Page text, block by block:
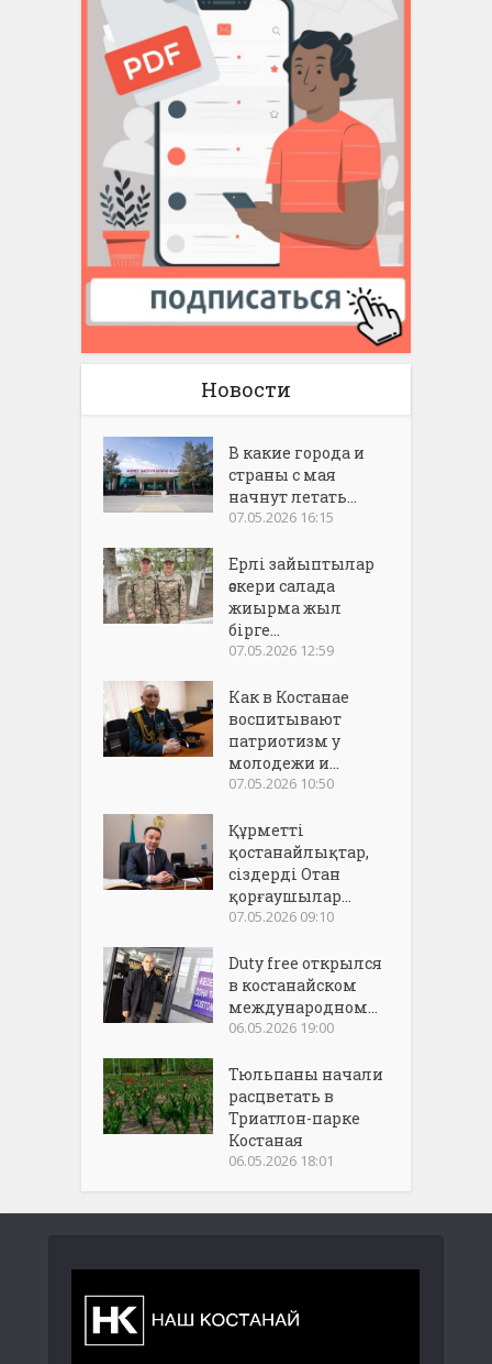
Новости
В какие города и
страны с мая
начнут летать...
07.05.2026 16:15
Ерлі зайыптылар
әскери салада
жиырма жыл
бірге...
07.05.2026 12:59
Как в Костанае
воспитывают
патриотизм у
молодежи и...
07.05.2026 10:50
Құрметті
қостанайлықтар,
сіздерді Отан
қорғаушылар...
07.05.2026 09:10
Duty free открылся
в костанайском
международном...
06.05.2026 19:00
Тюльпаны начали
расцветать в
Триатлон-парке
Костаная
06.05.2026 18:01